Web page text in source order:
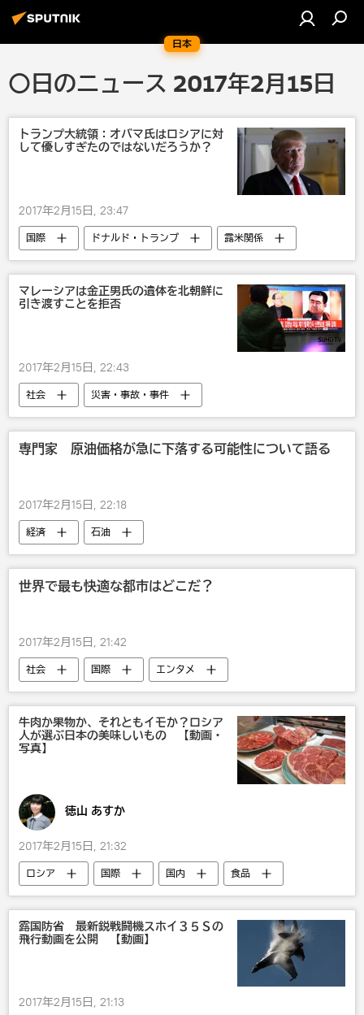
日本
〇日のニュース 2017年2月15日
トランプ大統領：オバマ氏はロシアに対
して優しすぎたのではないだろうか？
2017年2月15日, 23:47
国際 ドナルド・トランプ
露米関係
ロシア
米国
マレーシアは金正男氏の遺体を北朝鮮に
引き渡すことを拒否
2017年2月15日, 22:43
社会
災害・事故・事件
北朝鮮最高指導者の兄、金正男氏マレーシアで殺害される
北朝鮮
マレーシア
専門家 原油価格が急に下落する可能性について語る
2017年2月15日, 22:18
経済 石油
世界で最も快適な都市はどこだ？
2017年2月15日, 21:42
社会 国際
エンタメ
デンマーク
観光
牛肉か果物か、それともイモか？ロシア
人が選ぶ日本の美味しいもの 【動画・
写真】
徳山 あすか
2017年2月15日, 21:32
ロシア 国際 国内 食品
露国防省 最新鋭戦闘機スホイ３５Ｓの
飛行動画を公開 【動画】
2017年2月15日, 21:13